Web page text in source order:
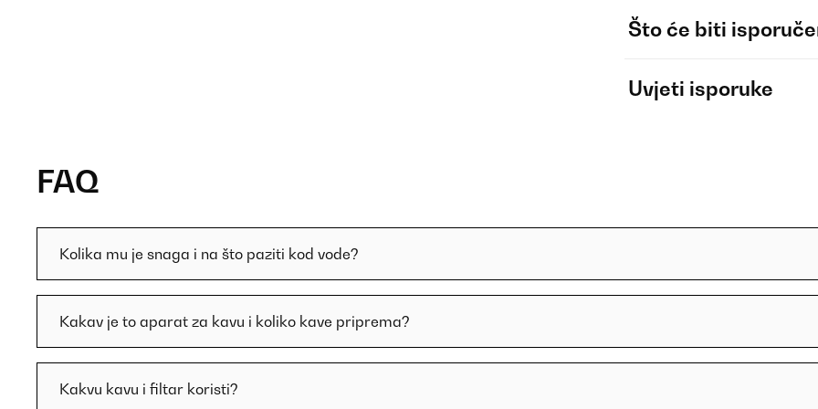
Što će biti
Uvjeti isporuke
FAQ
Kolika mu je snaga i na što paziti kod vode?
Kakav je to aparat za kavu i koliko kave priprema?
Kakvu kavu i filtar koristi?